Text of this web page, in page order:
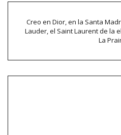
Creo en Dior, en la Santa
Lauder, el Saint Laurent de la
La